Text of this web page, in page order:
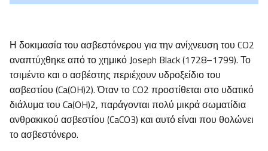
Η δοκιμασία του ασβεστόνερου για την ανίχνευση του CO2
αναπτύχθηκε από το χημικό Joseph Black (1728–1799). Το
τσιμέντο και ο ασβέστης περιέχουν υδροξείδιο του
ασβεστίου (Ca(OH)2). Όταν το CO2 προστίθεται στο υδατικό
διάλυμα του Ca(OH)2, παράγονται πολύ μικρά σωματίδια
ανθρακικού ασβεστίου (CaCO3) και αυτό είναι που θολώνει
το ασβεστόνερο.